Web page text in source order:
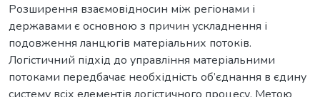
Розширення взаємовідносин між регіонами і
державами є основною з причин ускладнення і
подовження ланцюгів матеріальних потоків.
Логістичний підхід до управління матеріальними
потоками передбачає необхідність об’єднання в єдину